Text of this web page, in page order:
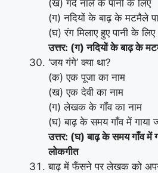
(ख) गंदे नाले के पानी के लिए
(ग) नदियों के बाढ़ के मटमैले
(घ) रंग मिलाए हुए पानी के लिए
उत्तर: (ग) नदियों के बाढ़ के
‘जय गंगे’ क्या था?
(क) एक पूजा का नाम
(ख) एक देवी का नाम
(ग) लेखक के गाँव का नाम
(घ) बाढ़ के समय गाँव में गाया
उत्तर: (घ) बाढ़ के समय गाँव में
लोकगीत
बाढ़ में फँसने पर लेखक को